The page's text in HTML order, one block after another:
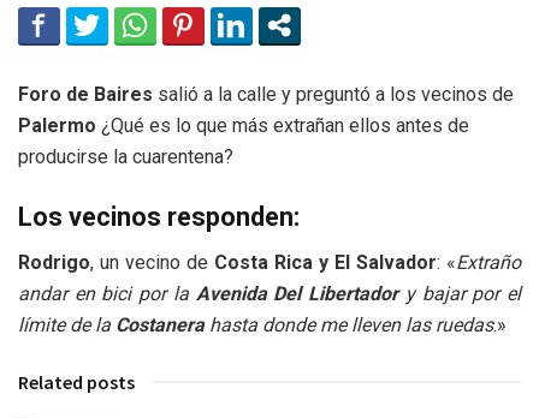
Foro de Baires salió a la calle y preguntó a los vecinos de
Palermo ¿Qué es lo que más extrañan ellos antes de
producirse la cuarentena?
Los vecinos responden:
Rodrigo, un vecino de Costa Rica y El Salvador: «Extraño
andar en bici por la Avenida Del Libertadory bajar por el
límite de la Costanerahasta donde me lleven las ruedas.»
Related posts